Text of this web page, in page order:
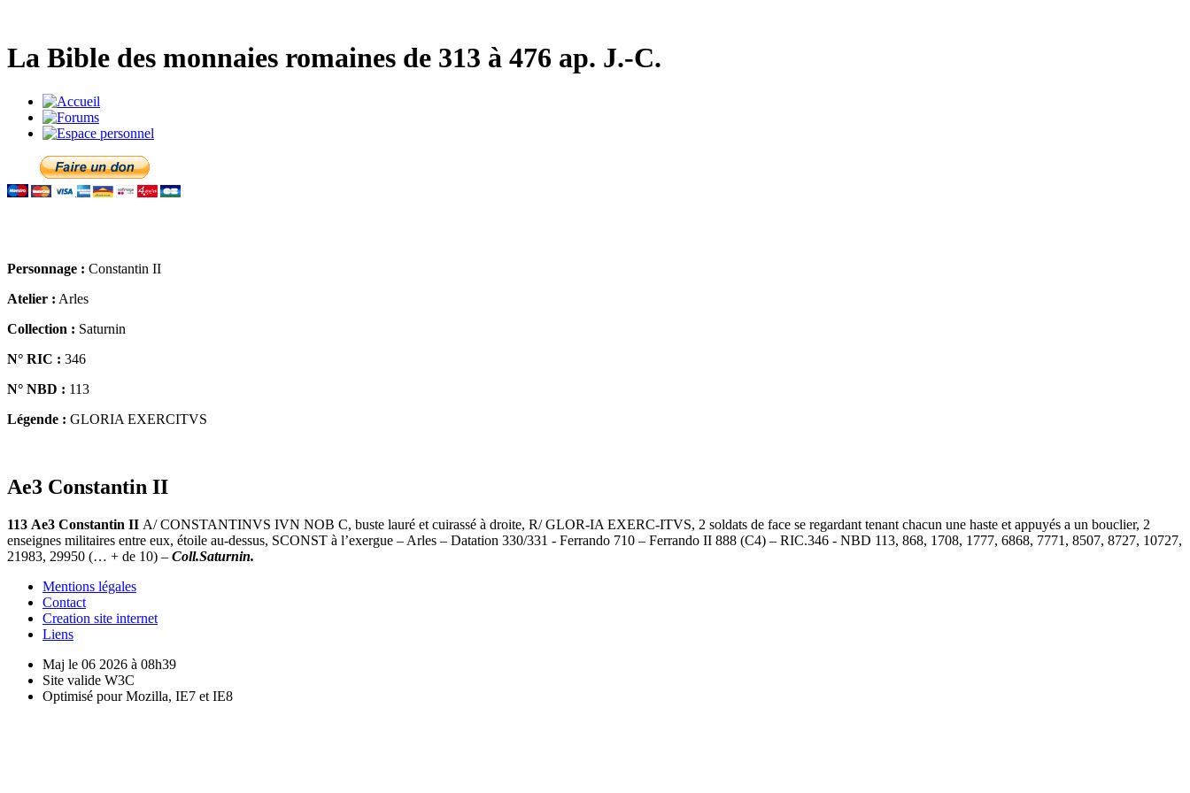
La Bible des monnaies romaines de 313 à 476 ap. J.-C.
Personnage : Constantin II
Atelier : Arles
Collection : Saturnin
N° RIC : 346
N° NBD : 113
Légende : GLORIA EXERCITVS
Ae3 Constantin II
113 Ae3 Constantin II A/ CONSTANTINVS IVN NOB C, buste lauré et cuirassé à droite, R/ GLOR-IA EXERC-ITVS, 2 soldats de face se regardant tenant chacun une haste et appuyés a un bouclier, 2
enseignes militaires entre eux, étoile au-dessus, SCONST à l’exergue – Arles – Datation 330/331 - Ferrando 710 – Ferrando II 888 (C4) – RIC.346 - NBD 113, 868, 1708, 1777, 6868, 7771, 8507, 8727, 10727,
21983, 29950 (… + de 10) – Coll.Saturnin.
Mentions légales
Contact
Creation site internet
Liens
Maj le 06 2026 à 08h39
Site valide W3C
Optimisé pour Mozilla, IE7 et IE8